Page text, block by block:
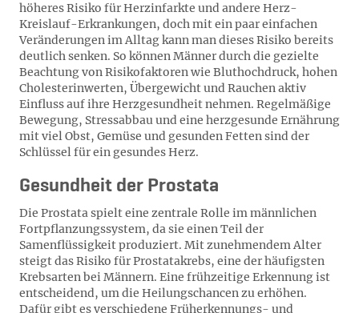
höheres Risiko für Herzinfarkte und andere Herz-
Kreislauf-Erkrankungen, doch mit ein paar einfachen
Veränderungen im Alltag kann man dieses Risiko bereits
deutlich senken. So können Männer durch die gezielte
Beachtung von Risikofaktoren wie Bluthochdruck, hohen
Cholesterinwerten, Übergewicht und Rauchen aktiv
Einfluss auf ihre Herzgesundheit nehmen. Regelmäßige
Bewegung, Stressabbau und eine herzgesunde Ernährung
mit viel Obst, Gemüse und gesunden Fetten sind der
Schlüssel für ein gesundes Herz.
Gesundheit der Prostata
Die Prostata spielt eine zentrale Rolle im männlichen
Fortpflanzungssystem, da sie einen Teil der
Samenflüssigkeit produziert. Mit zunehmendem Alter
steigt das Risiko für Prostatakrebs, eine der häufigsten
Krebsarten bei Männern. Eine frühzeitige Erkennung ist
entscheidend, um die Heilungschancen zu erhöhen.
Dafür gibt es verschiedene Früherkennungs- und